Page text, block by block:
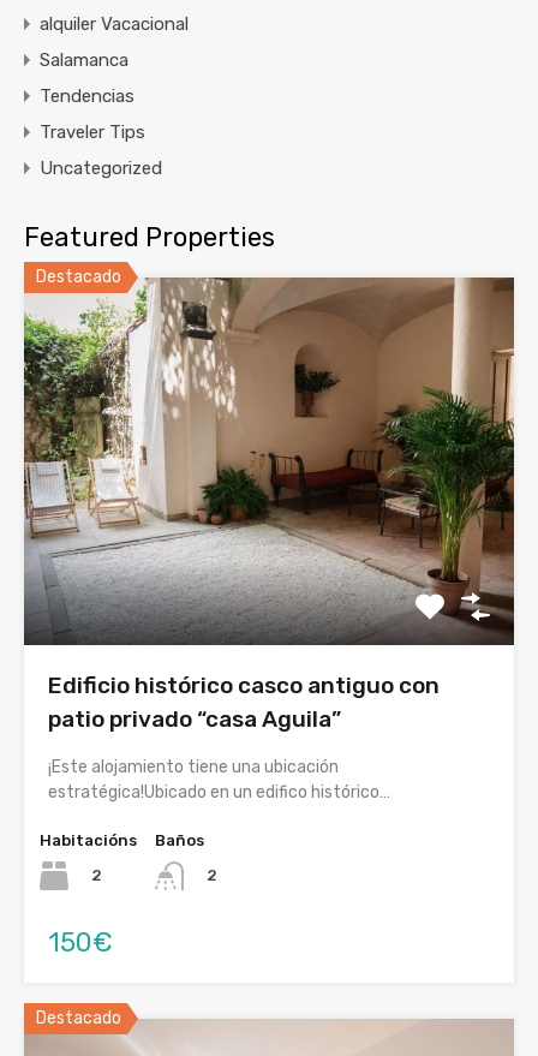
alquiler Vacacional
Salamanca
Tendencias
Traveler Tips
Uncategorized
Featured Properties
Destacado
Edificio histórico casco antiguo con
patio privado “casa Aguila”
¡Este alojamiento tiene una ubicación
estratégica!Ubicado en un edifico histórico…
Habitacións
2
Baños
2
150€
Destacado